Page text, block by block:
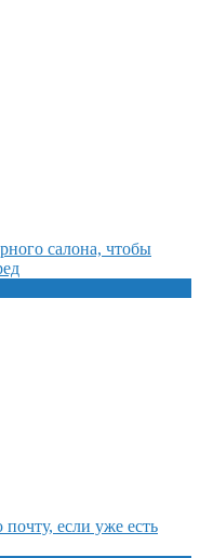
салона, чтобы
если уже есть